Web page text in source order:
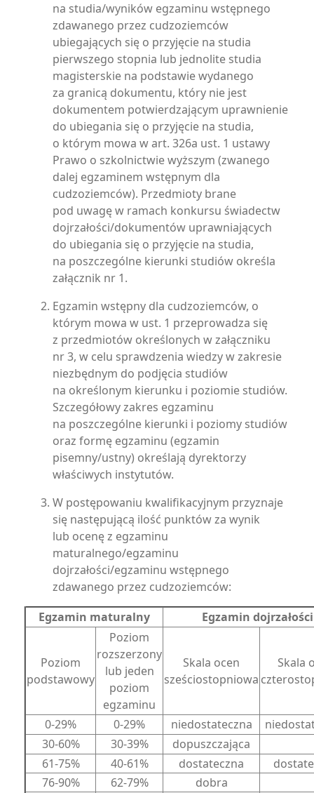
na studia/wyników egzaminu wstępnego
zdawanego przez cudzoziemców
ubiegających się o przyjęcie na studia
pierwszego stopnia lub jednolite studia
magisterskie na podstawie wydanego
za granicą dokumentu, który nie jest
dokumentem potwierdzającym uprawnienie
do ubiegania się o przyjęcie na studia,
o którym mowa w art. 326a ust. 1 ustawy
Prawo o szkolnictwie wyższym (zwanego
dalej egzaminem wstępnym dla
cudzoziemców). Przedmioty brane
pod uwagę w ramach konkursu świadectw
dojrzałości/dokumentów uprawniających
do ubiegania się o przyjęcie na studia,
na poszczególne kierunki studiów określa
załącznik nr 1.
Egzamin wstępny dla cudzoziemców, o
którym mowa w ust. 1 przeprowadza się
z przedmiotów określonych w załączniku
nr 3, w celu sprawdzenia wiedzy w zakresie
niezbędnym do podjęcia studiów
na określonym kierunku i poziomie studiów.
Szczegółowy zakres egzaminu
na poszczególne kierunki i poziomy studiów
oraz formę egzaminu (egzamin
pisemny/ustny) określają dyrektorzy
właściwych instytutów.
W postępowaniu kwalifikacyjnym przyznaje
się następującą ilość punktów za wynik
lub ocenę z egzaminu
maturalnego/egzaminu
dojrzałości/egzaminu wstępnego
zdawanego przez cudzoziemców:
Egzamin maturalny
Egzamin dojrzałości
Poziom
podstawowy
Poziom
rozszerzony
lub jeden
poziom
egzaminu
Skala ocen
sześciostopniowa
Skala
0-29% 0-29% niedostateczna
30-60%
30-39%
dopuszczająca
61-75%
40-61% dostateczna
76-90%
62-79% dobra